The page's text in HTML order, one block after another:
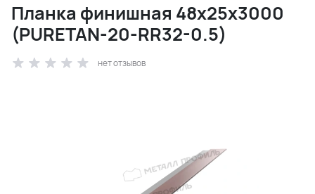
Планка финишная 48х25х3000
(PURETAN-20-RR32-0.5)
нет отзывов